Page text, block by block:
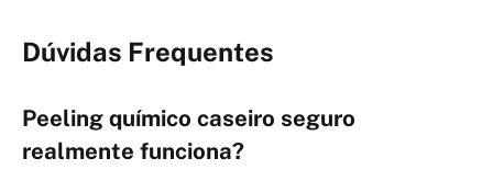
Dúvidas Frequentes
Peeling químico caseiro seguro
realmente funciona?